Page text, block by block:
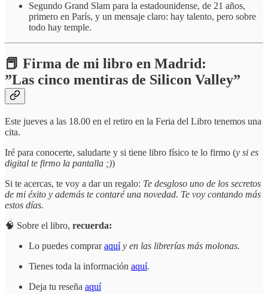
Segundo Grand Slam para la estadounidense, de 21 años,
primero en París, y un mensaje claro: hay talento, pero sobre
todo hay temple.
📕 Firma de mi libro en Madrid:
”Las cinco mentiras de Silicon Valley”
Este jueves a las 18.00 en el retiro en la Feria del Libro tenemos una
cita.
Iré para conocerte, saludarte y si tiene libro físico te lo firmo (y si es
digital te firmo la pantalla ;))
Si te acercas, te voy a dar un regalo: Te desgloso uno de los secretos
de mi éxito y además te contaré una novedad. Te voy contando más
estos días.
🧠 Sobre el libro, recuerda:
Lo puedes compraraquí y en las librerías más molonas.
Tienes toda la información aquí.
Deja tu reseña aquí